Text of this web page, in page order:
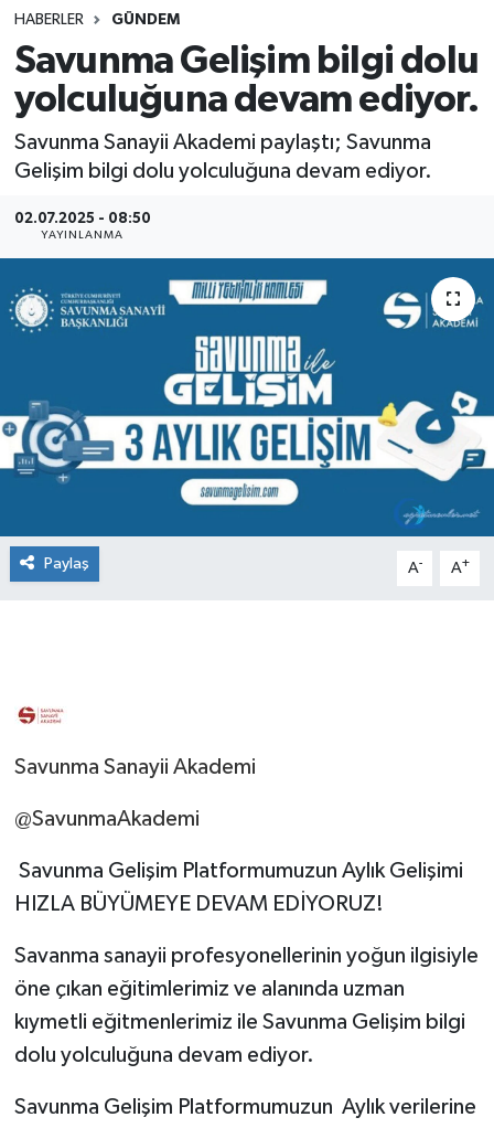
HABERLER GÜNDEM
Savunma Gelişim bilgi dolu
yolculuğuna devam ediyor.
Savunma Sanayii Akademi paylaştı; Savunma
Gelişim bilgi dolu yolculuğuna devam ediyor.
02.07.2025 - 08:50
YAYINLANMA
Paylaş A- A+
Savunma Sanayii Akademi
@SavunmaAkademi
Savunma Gelişim Platformumuzun Aylık Gelişimi
HIZLA BÜYÜMEYE DEVAM EDİYORUZ!
Savanma sanayii profesyonellerinin yoğun ilgisiyle
öne çıkan eğitimlerimiz ve alanında uzman
kıymetli eğitmenlerimiz ile Savunma Gelişim bilgi
dolu yolculuğuna devam ediyor.
Savunma Gelişim Platformumuzun Aylık verilerine
YARIŞMA/ETKİNLİKLER
ANKET
MEVZUAT/KARARLAR